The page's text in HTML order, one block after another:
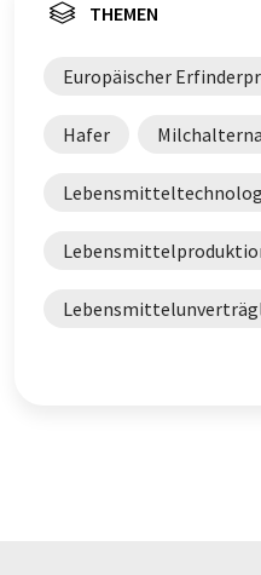
THEMEN
Europäischer
Hafer